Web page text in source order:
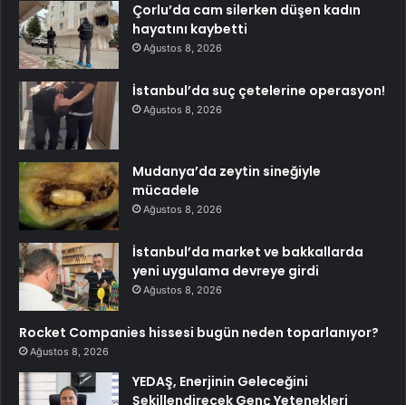
Çorlu’da cam silerken düşen kadın
hayatını kaybetti
Ağustos 8, 2026
İstanbul’da suç çetelerine operasyon!
Ağustos 8, 2026
Mudanya’da zeytin sineğiyle
mücadele
Ağustos 8, 2026
İstanbul’da market ve bakkallarda
yeni uygulama devreye girdi
Ağustos 8, 2026
Rocket Companies hissesi bugün neden toparlanıyor?
Ağustos 8, 2026
YEDAŞ, Enerjinin Geleceğini
Şekillendirecek Genç Yetenekleri